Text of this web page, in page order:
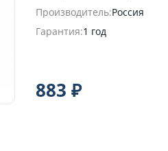
Производитель:Россия
Гарантия:1 год
883 ₽